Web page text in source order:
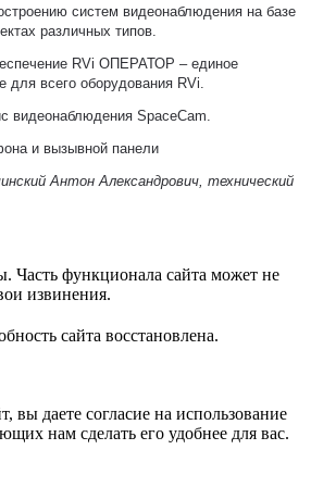
систем видеонаблюдения на базе
различных типов.
RVi ОПЕРАТОР – единое
для всего оборудования RVi.
видеонаблюдения SpaceCam.
и вызывной панели
Антон Александрович, технический
Часть функционала сайта может не
извинения.
сайта восстановлена.
вы даете согласие на использование
нам сделать его удобнее для вас.